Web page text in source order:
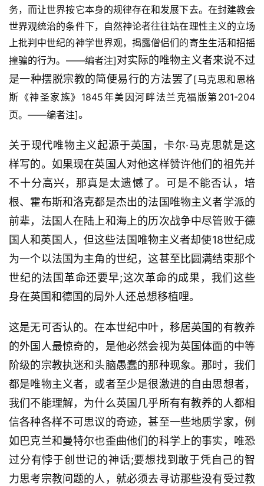
务，而让世界按它本身的规律存在和发展下去。在封建教会
世界观统治的条件下，自然神论者往往站在理性主义的立场
上批判中世纪的神学世界观，揭露僧侣们的寄生生活和招摇
撞骗的行为。——编者注]对实际的唯物主义者来说不过
是一种摆脱宗教的简便易行的方法罢了[马克思和恩格
斯《神圣家族》1845年美因河畔法兰克福版第201-204
页。——编者注]。
关于现代唯物主义起源于英国，卡尔·马克思就是这
样写的。如果现在英国人对他这样赞许他们的祖先并
不十分高兴，那真是太遗憾了。可是不能否认，培
根、霍布斯和洛克都是杰出的法国唯物主义者学派的
前辈，法国人在陆上和海上的历次战争中尽管败于德
国人和英国人，但这些法国唯物主义者却使18世纪成
为一个以法国为主角的世纪，这甚至比圆满结束那个
世纪的法国革命还要早;这次革命的成果，我们这些
身在英国和德国的局外人还总想移植哩。
这是无可否认的。在本世纪中叶，移居英国的有教养
的外国人最惊奇的，是他必然会视为英国体面的中等
阶级的宗教执迷和头脑愚蠢的那种现象。那时，我们
都是唯物主义者，或者至少是很激进的自由思想者，
我们不能理解，为什么英国几乎所有有教养的人都相
信各种各样不可思议的奇迹，甚至一些地质学家，例
如巴克兰和曼特尔也歪曲他们的科学上的事实，唯恐
过分有悖于创世记的神话;要想找到敢于凭自己的智
力思考宗教问题的人，就必须去寻访那些没有受过教